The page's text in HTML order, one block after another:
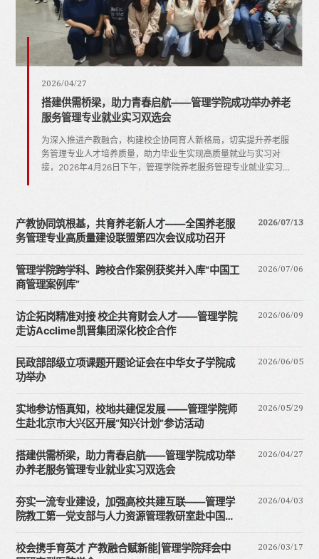
2025/08/12
我校成功举办AI赋能女性领导力发展与女大学生创业就业
论坛
为落实《国务院办公厅关于进一步做好高校毕业生等青年就业创业
工作的通知》（国办发2022〕13号）、全国妇联等八部门《关于
深入实施创业带动就业示范行动力促高校毕业生创业就业的通知》
2026/07/13
产教协同筑根基，共育养老新人才——全国养老服务管理
专业高质量建设联盟第四次会...
2026年7月10日-12日，全国养老服务管理专业高质量建设联盟第
四次会议在北京成功召开。本次会议以“产教协同筑根基，共育养
老新人才”为主题，旨在搭建全国养老教育院校、行业企业、科研
2026/04/27
搭建供需桥梁，助力青春启航——管理学院成功举办养老
服务管理专业就业实习双选会
为深入推进产教融合，构建校企协同育人新格局，切实提升养老服
务管理专业人才培养质量，助力毕业生实现高质量就业与实习对
接，2026年4月26日下午，管理学院养老服务管理专业就业实习双
2025/10/28
薪火相传，再创佳绩——管理学院人力资源管理专业师生
队伍取得HRU初赛团体一等奖
党的二十大提出，人才是第一资源、创新是第一动力。基于“以赛
促教、以赛促学、产教融合“大赛主旨，引导各高校人力资源管理
专业和相关专业的学生关注人力资源专业实务技能，并指引学生从
2025/09/19
管理学院组织“AI+HR”人机协作时代，数智化人力资源管
理人才培养创新实践座谈会
2025年9月18日下午，新道科技股份有限公司服务总经理魏宾、
支持经理陈宇阳、人力资源专家陈国锋三位专家，莅临我校管理学
院，与人力资源管理专业老师，共同探讨了在“AI+HR”人机协作时
2025/08/12
我校成功举办AI赋能女性领导力发展与女大学生创业就业
论坛
为落实《国务院办公厅关于进一步做好高校毕业生等青年就业创业
工作的通知》（国办发2022〕13号）、全国妇联等八部门《关于
深入实施创业带动就业示范行动力促高校毕业生创业就业的通知》
2026/07/13
产教协同筑根基，共育养老新人才——全国养老服务管理
专业高质量建设联盟第四次会...
2026年7月10日-12日，全国养老服务管理专业高质量建设联盟第
四次会议在北京成功召开。本次会议以“产教协同筑根基，共育养
老新人才”为主题，旨在搭建全国养老教育院校、行业企业、科研
产教协同筑根基，共育养老新人才——全国养老服
务管理专业高质量建设联盟第四次会议成功召开
2026/07/13
管理学院跨学科、跨校合作案例获奖并入库“中国工
商管理案例库”
2026/07/06
访企拓岗精准对接 校企共育财会人才——管理学院
走访Acclime凯晋集团深化校企合作
2026/06/09
民政部部级立项课题开题论证会在中华女子学院成
功举办
2026/06/05
实地参访悟真知，校地共建促发展 ——管理学院师
生赴北京市大兴区开展“知兴计划”参访活动
2026/05/29
搭建供需桥梁，助力青春启航——管理学院成功举
办养老服务管理专业就业实习双选会
2026/04/27
夯实一流专业建设，加强高校共建互联——管理学
院教工第一党支部与人力资源管理教研室赴中国人
2026/04/03
校会携手育英才 产教融合赋新能|管理学院拜会中
2026/03/17